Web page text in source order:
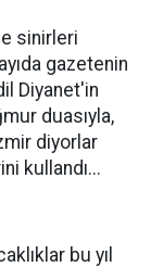
sinirleri
gazetenin
Diyanet'in
duasıyla,
diyorlar
kullandı...
bu yıl